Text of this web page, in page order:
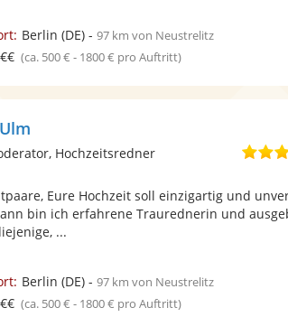
Berlin (DE)- 97 km von Neustrelitz
€€ (ca. 500 € - 1800 € pro Auftritt)
Hochzeitsredner
Eure Hochzeit soll einzigartig und
bin ich erfahrene Traurednerin und
...
Berlin (DE)- 97 km von Neustrelitz
€€ (ca. 500 € - 1800 € pro Auftritt)